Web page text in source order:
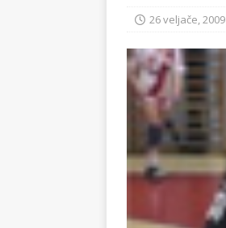
26 veljače, 2009